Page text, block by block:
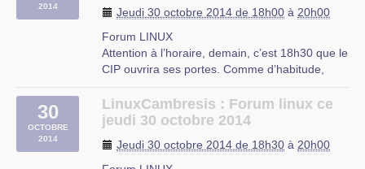
20H au café (…)
Café Citoyen
2014
Jeudi 30 octobre 2014 de 18h00 à 20h00
Forum LINUX
Attention à l’horaire, demain, c’est 18h30 que le
CIP ouvrira ses portes. Comme d’habitude,
nos réponses !
CIP Proville
30
OCTOBRE
2014
LinuxCambresis : Forum linux ce
jeudi 30 octobre 2014
Jeudi 30 octobre 2014 de 18h30 à 20h00